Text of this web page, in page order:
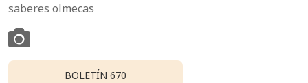
saberes olmecas
BOLETÍN 670